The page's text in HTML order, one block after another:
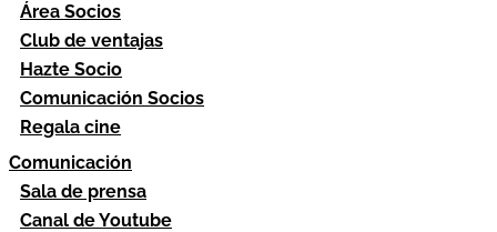
Área Socios
Club de ventajas
Hazte Socio
Comunicación Socios
Regala cine
Comunicación
Sala de prensa
Canal de Youtube